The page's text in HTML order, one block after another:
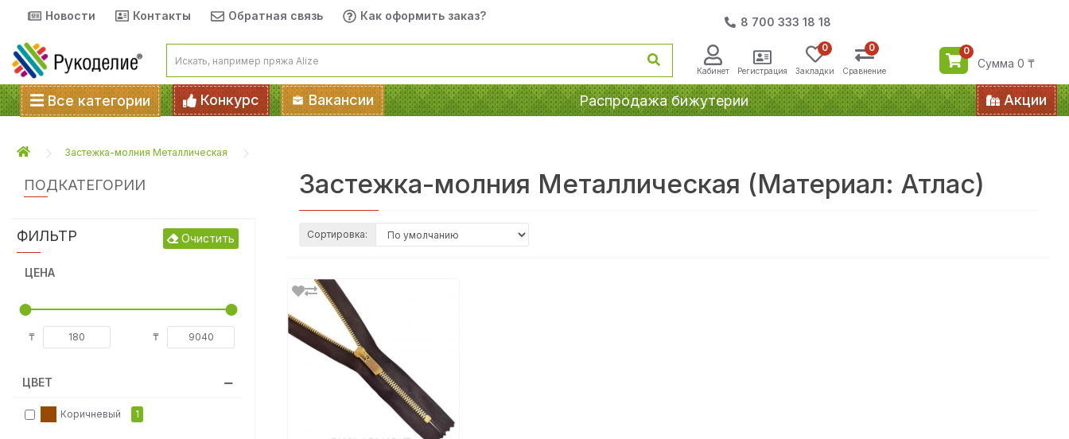
Новости Контакты Обратная связь Как оформить заказ? 8 700 333 18 18
Кабинет Регистрация Закладки
0
Сравнение
0 0
Сумма 0 ₸
Все категории Конкурс Вакансии Распродажа бижутерии Акции
Застежка-молния Металлическая
ПОДКАТЕГОРИИ
ФИЛЬТР Очистить
ЦЕНА
₸ ₸
ЦВЕТ
Коричневый 1
Застежка-молния Металлическая (Материал: Атлас)
Сортировка: